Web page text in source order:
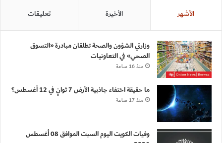
الأشهر الأخيرة تعليقات
وزارتي الشؤون والصحة تطلقان مبادرة «التسوق
الصحي» في التعاونيات
منذ 16 ساعة
ما حقيقة اختفاء جاذبية الأرض 7 ثوانٍ في 12 أغسطس؟
منذ 17 ساعة
وفيات الكويت اليوم السبت الموافق 08 أغسطس